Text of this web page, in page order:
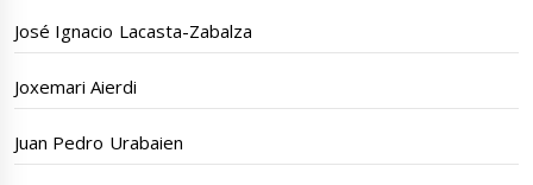
José Ignacio Lacasta-Zabalza
Joxemari Aierdi
Juan Pedro Urabaien